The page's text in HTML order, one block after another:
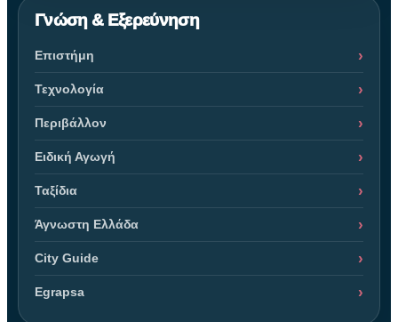
Γνώση & Εξερεύνηση
Επιστήμη
Τεχνολογία
Περιβάλλον
Ειδική Αγωγή
Ταξίδια
Άγνωστη Ελλάδα
City Guide
Egrapsa